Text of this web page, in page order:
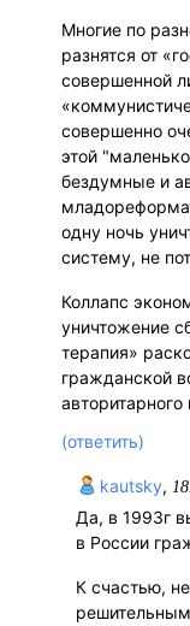
Многие по
разнятся от
совершенной
совершенно
этой
бездумные и
одну ночь
систему, не
Коллапс
уничтожение
терапия»
гражданской
(ответить)
kautsky,
Да, в 1993г
в России
К счастью,